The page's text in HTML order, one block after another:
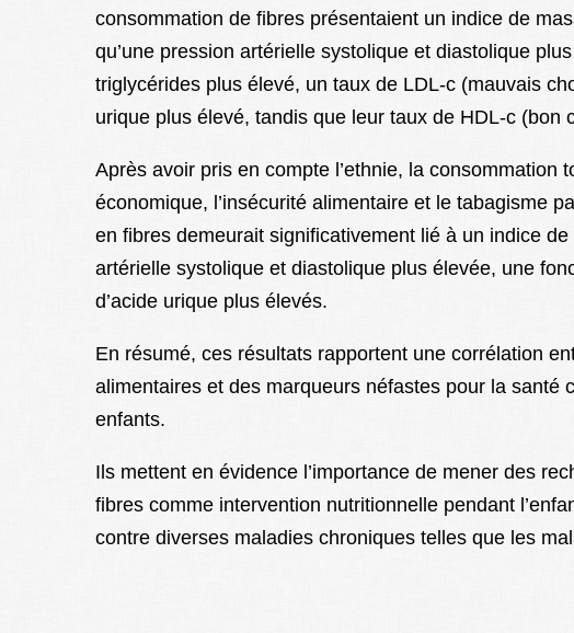
consommation de fibres présentaient un indice de
qu’une pression artérielle systolique et diastolique
triglycérides plus élevé, un taux de LDL-c (mauvais
urique plus élevé, tandis que leur taux de HDL-c (bon
Après avoir pris en compte l’ethnie, la consommation
économique, l’insécurité alimentaire et le tabagisme
en fibres demeurait significativement lié à un indice
artérielle systolique et diastolique plus élevée, une
d’acide urique plus élevés.
En résumé, ces résultats rapportent une corrélation
alimentaires et des marqueurs néfastes pour la santé
enfants.
Ils mettent en évidence l’importance de mener des
fibres comme intervention nutritionnelle pendant
contre diverses maladies chroniques telles que les